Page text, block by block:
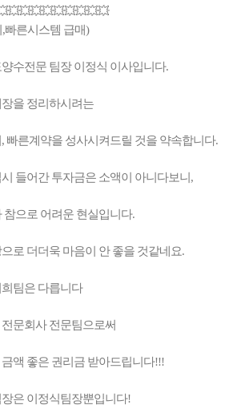
빠른시스템 급매)
수전문 팀장 이정식 이사입니다.
을 정리하시려는
빠른계약을 성사시켜드릴 것을 약속합니다.
들어간 투자금은 소액이 아니다보니,
참으로 어려운 현실입니다.
로 더더욱 마음이 안 좋을 것같네요.
팀은 다릅니다
문회사 전문팀으로써
액 좋은 권리금 받아드립니다!!!
은 이정식팀장뿐입니다!